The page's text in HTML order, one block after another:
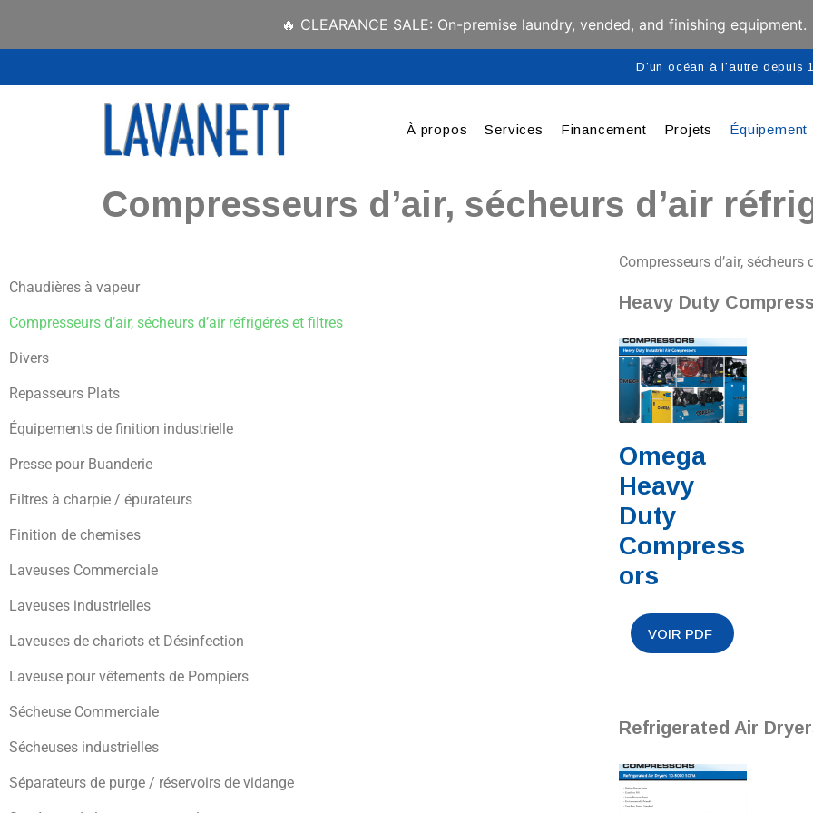
🔥 CLEARANCE SALE: On-premise laundry, vended, and finishing equipment.
D’un océan à l’autre depuis
À propos Services Financement Projets Équipement
Compresseurs d’air, sécheurs d’air
Chaudières à vapeur
Compresseurs d’air, sécheurs d’air réfrigérés et filtres
Divers
Repasseurs Plats
Équipements de finition industrielle
Presse pour Buanderie
Filtres à charpie / épurateurs
Finition de chemises
Laveuses Commerciale
Laveuses industrielles
Laveuses de chariots et Désinfection
Laveuse pour vêtements de Pompiers
Sécheuse Commerciale
Sécheuses industrielles
Séparateurs de purge / réservoirs de vidange
Compresseurs d’air, sécheurs
Heavy Duty
Omega
Heavy
Duty
Compress
ors
Refrigerated Air